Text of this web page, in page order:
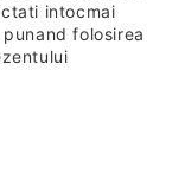
intocmai
folosirea